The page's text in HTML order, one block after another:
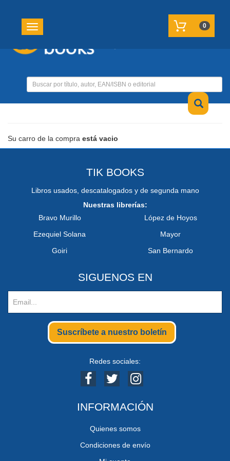
Toggle navigation 0
Su carro de la compra está vacio
TIK BOOKS
Libros usados, descatalogados y de segunda mano
Nuestras librerías:
Bravo Murillo
Ezequiel Solana
Goiri
López de Hoyos
Mayor
San Bernardo
SIGUENOS EN
Suscríbete a nuestro boletín
Redes sociales:
INFORMACIÓN
Quienes somos
Condiciones de envío